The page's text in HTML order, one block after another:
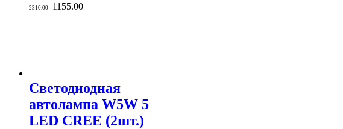
2310.00 1155.00
Светодиодная
автолампа W5W 5
LED CREE (2шт.)